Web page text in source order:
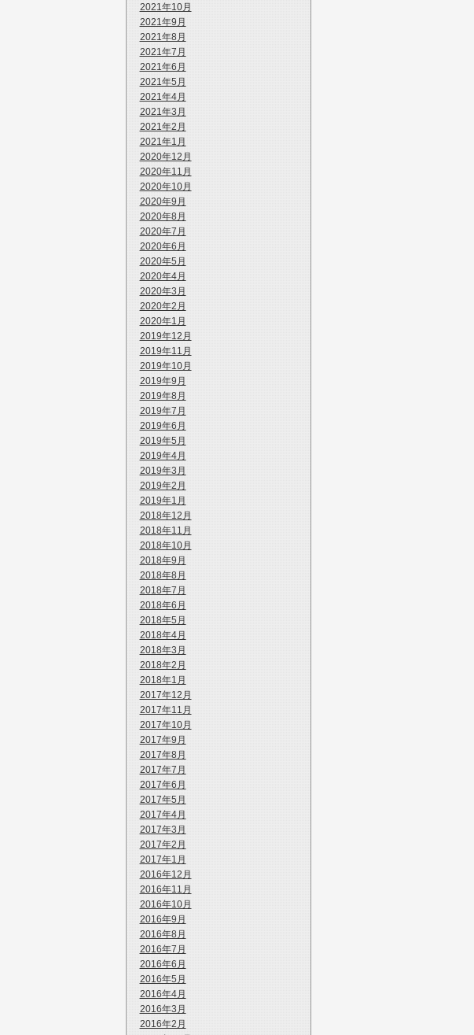
2021年10月
2021年9月
2021年8月
2021年7月
2021年6月
2021年5月
2021年4月
2021年3月
2021年2月
2021年1月
2020年12月
2020年11月
2020年10月
2020年9月
2020年8月
2020年7月
2020年6月
2020年5月
2020年4月
2020年3月
2020年2月
2020年1月
2019年12月
2019年11月
2019年10月
2019年9月
2019年8月
2019年7月
2019年6月
2019年5月
2019年4月
2019年3月
2019年2月
2019年1月
2018年12月
2018年11月
2018年10月
2018年9月
2018年8月
2018年7月
2018年6月
2018年5月
2018年4月
2018年3月
2018年2月
2018年1月
2017年12月
2017年11月
2017年10月
2017年9月
2017年8月
2017年7月
2017年6月
2017年5月
2017年4月
2017年3月
2017年2月
2017年1月
2016年12月
2016年11月
2016年10月
2016年9月
2016年8月
2016年7月
2016年6月
2016年5月
2016年4月
2016年3月
2016年2月